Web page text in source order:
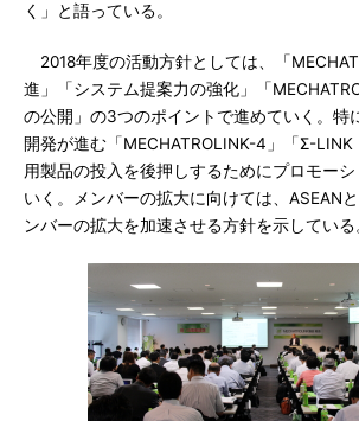
く」と語っている。
2018年度の活動方針としては、「
進」「システム提案力の強化」「
の公開」の3つのポイントで進めていく。特
開発が進む「MECHATROLINK-4」「Σ-
用製品の投入を後押しするためにプロモー
いく。メンバーの拡大に向けては、ASEAN
ンバーの拡大を加速させる方針を示している